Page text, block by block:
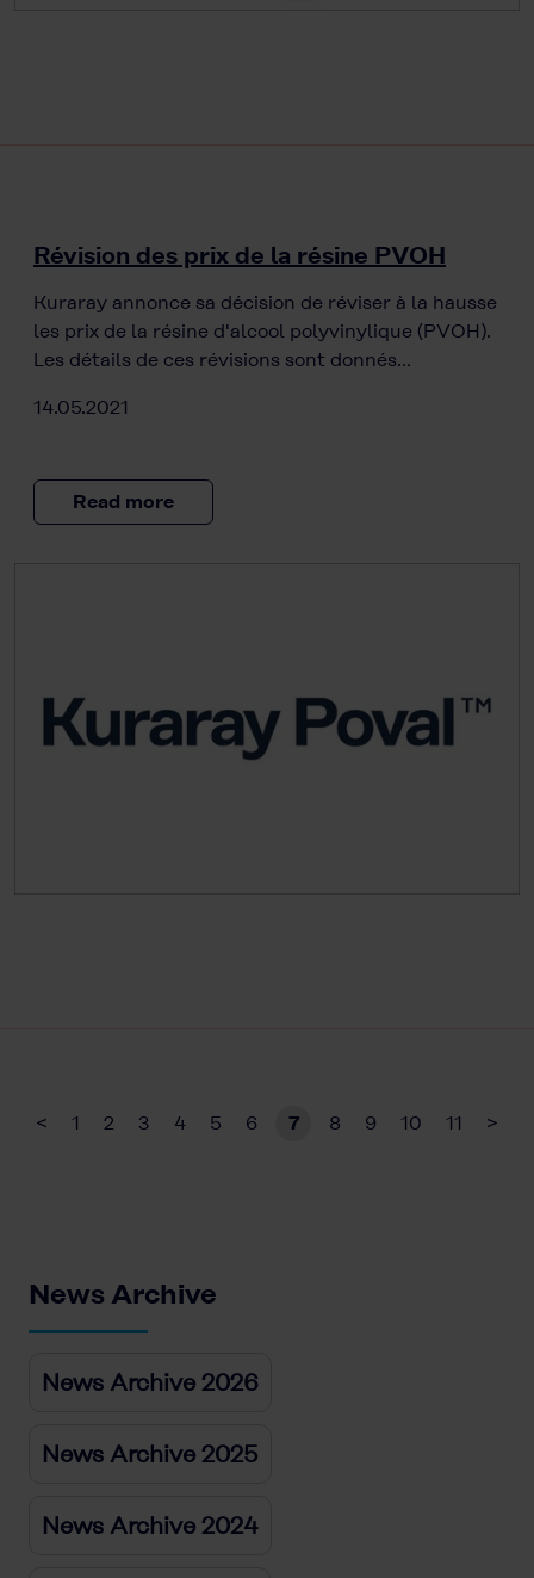
Révision des prix de la résine PVOH
Kuraray annonce sa décision de réviser à la hausse
les prix de la résine d'alcool polyvinylique (PVOH).
Les détails de ces révisions sont donnés…
14.05.2021
Read more
< 1 2 3 4 5 6 7 8 9 10 11 >
News Archive
News Archive 2026
News Archive 2025
News Archive 2024